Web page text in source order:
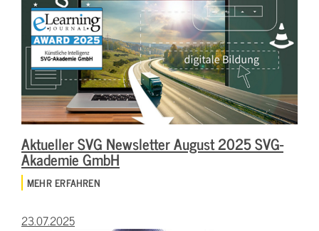
Aktueller SVG Newsletter August 2025 SVG-
Akademie GmbH
MEHR ERFAHREN
23.07.2025